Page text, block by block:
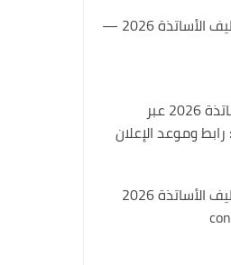
نتائج مسابقة توظيف الأساتذة 2026 —
نتائج مسابقة الأساتذة 2026 عبر
نتائج مسابقة توظيف الأساتذة 2026